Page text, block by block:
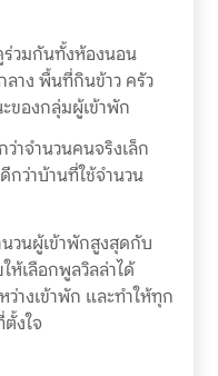
ร่วมกันทั้งห้องนอน
าง พื้นที่กินข้าว ครัว
ของกลุ่มผู้เข้าพัก
าจำนวนคนจริงเล็ก
ว่าบ้านที่ใช้จำนวน
นวนผู้เข้าพักสูงสุดกับ
ห้เลือกพูลวิลล่าได้
างเข้าพัก และทำให้ทุก
งใจ